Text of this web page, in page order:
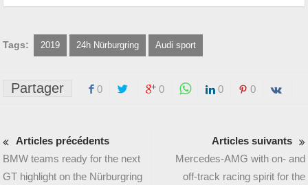
Tags: 2019 24h Nürburgring Audi sport
Partager 0 0 0 0
Articles précédents
BMW teams ready for the next
GT highlight on the Nürburgring
Articles suivants
Mercedes-AMG with on- and
off-track racing spirit for the